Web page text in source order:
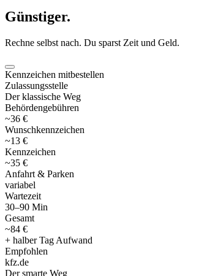
Günstiger.
Rechne selbst nach. Du sparst Zeit und Geld.
Kennzeichen mitbestellen
Zulassungsstelle
Der klassische Weg
Behördengebühren
~36 €
Wunschkennzeichen
~13 €
Kennzeichen
~35 €
Anfahrt & Parken
variabel
Wartezeit
30–90 Min
Gesamt
~84 €
+ halber Tag Aufwand
Empfohlen
kfz.de
Der smarte Weg